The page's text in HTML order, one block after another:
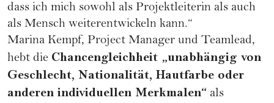
dass ich mich sowohl als Projektleiterin als auch
als Mensch weiterentwickeln kann.“
Marina Kempf, Project Manager und Teamlead,
hebt die Chancengleichheit „unabhängig von
Geschlecht, Nationalität, Hautfarbe oder
anderen individuellen Merkmalen“ als